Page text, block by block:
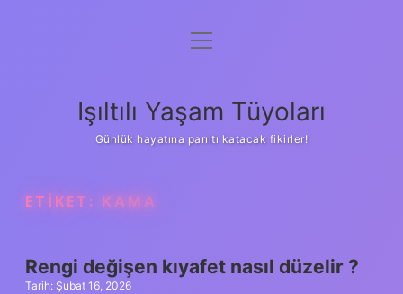
Anasayfa
Yasal Uyarı
menüyü
Işıltılı Yaşam Tüyoları
Günlük hayatına parıltı katacak fikirler!
ETIKET: KAMA
Rengi değişen kıyafet nasıl düzelir ?
Tarih: Şubat 16, 2026